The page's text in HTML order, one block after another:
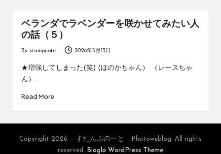
ベランダでラベンダーを咲かせてみたい人
の話（５）
by
By stampnote 2026年5月13日
★増強してしまった(笑) (ほのかちゃん） （レースちゃ
ん）…
Read More
Copyright 2026 — すたんぷのーと Photoweblog. All rights
reserved.
Bloglo WordPress Theme